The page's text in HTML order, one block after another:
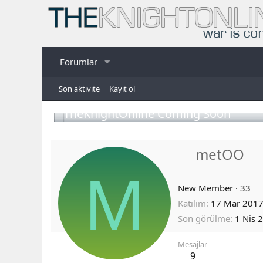
Forumlar
Son aktivite Kayıt ol
TheKnightOnline Coming Soon
M
metOO
New Member · 33
Katılım 17 Mar 2017
Son görülme 1 Nis
Mesajlar
9